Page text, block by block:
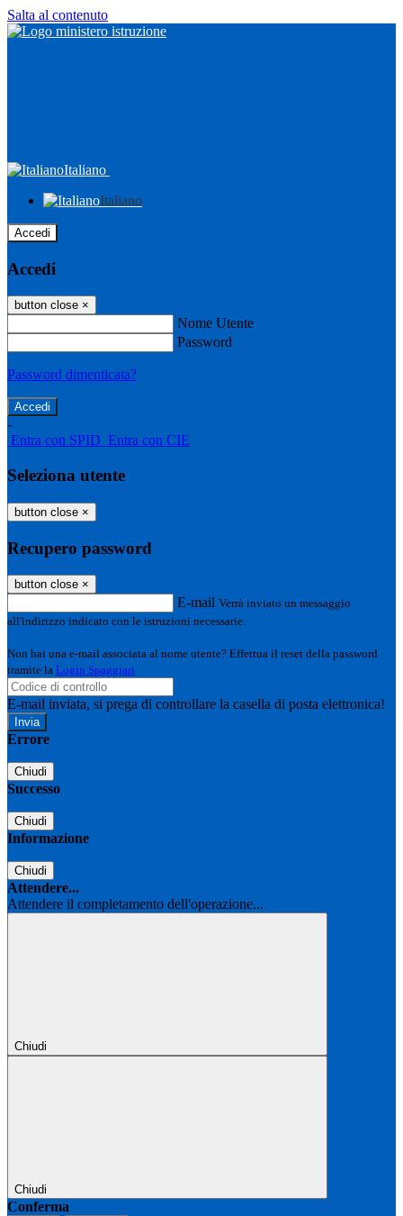
Salta al contenuto
Italiano
Italiano
Accedi
Accedi
button close ×
Nome Utente
Password
Password dimenticata?
-
Entra con SPID Entra con CIE
Seleziona utente
button close ×
Recupero password
button close ×
E-mail Verrà inviato un messaggio
all'indirizzo indicato con le istruzioni necessarie.
Non hai una e-mail associata al nome utente? Effettua il reset della password
tramite la Login Spaggiari
E-mail inviata, si prega di controllare la casella di posta elettronica!
Errore
Chiudi
Successo
Chiudi
Informazione
Chiudi
Attendere...
Attendere il completamento dell'operazione...
Chiudi
Chiudi
Conferma